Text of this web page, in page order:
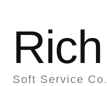
Rich
Soft Service